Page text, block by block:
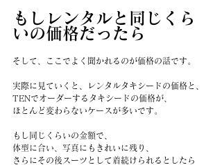
もしレンタルと同じくら
いの価格だったら
そして、ここでよく聞かれるのが価格の話です。
実際に見ていくと、レンタルタキシードの価格と、
TENでオーダーするタキシードの価格が、
ほとんど変わらないケースが多いです。
もし同じくらいの金額で、
体型に合い、写真にもきれいに残り、
さらにその後スーツとして着続けられるとしたら